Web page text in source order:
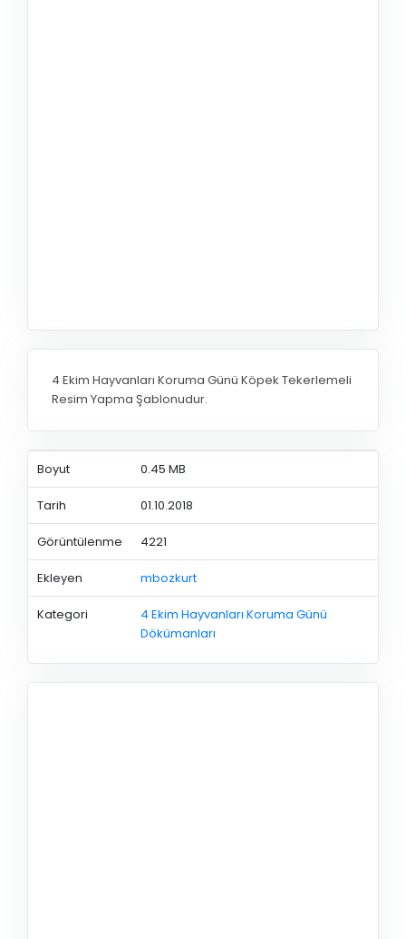
4 Ekim Hayvanları Koruma Günü Köpek Tekerlemeli
Resim Yapma Şablonudur.
Boyut 0.45 MB
Tarih 01.10.2018
Görüntülenme 4221
Ekleyen mbozkurt
Kategori
4 Ekim Hayvanları Koruma Günü
Dökümanları